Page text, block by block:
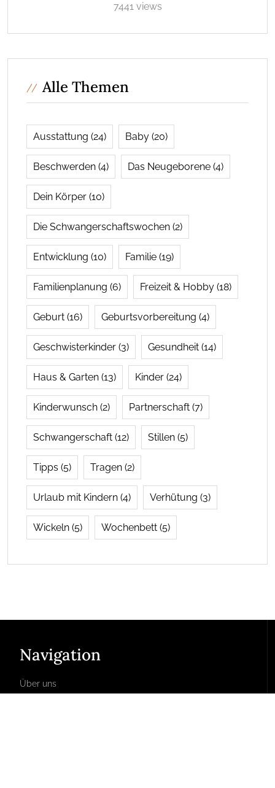
7441 views
Alle Themen
Ausstattung (24) Baby (20)
Beschwerden (4) Das Neugeborene (4)
Dein Körper (10)
Die Schwangerschaftswochen (2)
Entwicklung (10) Familie (19)
Familienplanung (6) Freizeit & Hobby (18)
Geburt (16) Geburtsvorbereitung (4)
Geschwisterkinder (3) Gesundheit (14)
Haus & Garten (13) Kinder (24)
Kinderwunsch (2) Partnerschaft (7)
Schwangerschaft (12) Stillen (5)
Tipps (5) Tragen (2)
Urlaub mit Kindern (4) Verhütung (3)
Wickeln (5) Wochenbett (5)
Navigation
Über uns